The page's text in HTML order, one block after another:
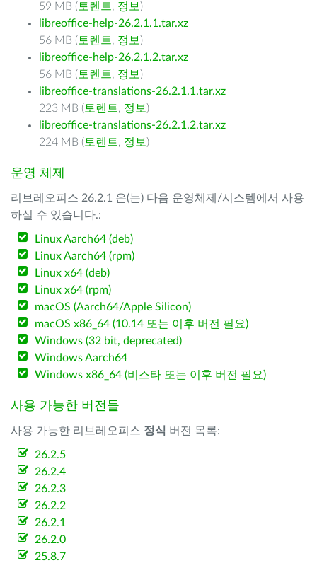
59 MB ( 토렌트, 정보 )
libreoffice-help-26.2.1.1.tar.xz
56 MB ( 토렌트, 정보 )
libreoffice-help-26.2.1.2.tar.xz
56 MB ( 토렌트, 정보 )
libreoffice-translations-26.2.1.1.tar.xz
223 MB ( 토렌트, 정보 )
libreoffice-translations-26.2.1.2.tar.xz
224 MB ( 토렌트, 정보 )
운영 체제
리브레오피스 26.2.1 은(는) 다음 운영체제/시스템에서 사용
하실 수 있습니다.:
Linux Aarch64 (deb)
Linux Aarch64 (rpm)
Linux x64 (deb)
Linux x64 (rpm)
macOS (Aarch64/Apple Silicon)
macOS x86_64 (10.14 또는 이후 버전 필요)
Windows (32 bit, deprecated)
Windows Aarch64
Windows x86_64 (비스타 또는 이후 버전 필요)
사용 가능한 버전들
사용 가능한 리브레오피스 정식 버전 목록:
26.2.5
26.2.4
26.2.3
26.2.2
26.2.1
26.2.0
25.8.7